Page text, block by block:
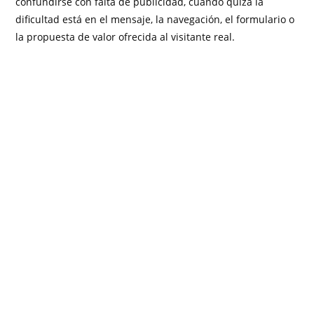
dificultad está en el mensaje, la navegación, el formulario o
la propuesta de valor ofrecida al visitante real.